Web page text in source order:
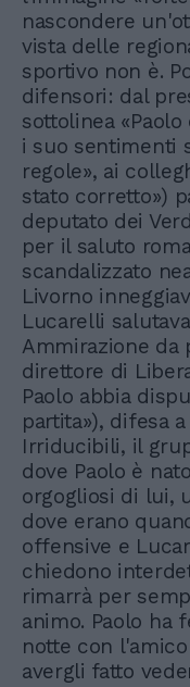
nascondere
vista delle
sportivo non è.
difensori: dal
sottolinea
i suo sentimenti
regole», ai
stato corretto»)
deputato dei
per il saluto
scandalizzato
Livorno
Lucarelli
Ammirazione da
direttore di
Paolo abbia
partita»), difesa
Irriducibili, il
dove Paolo è
orgogliosi di lui,
dove erano
offensive e
chiedono
rimarrà per
animo. Paolo ha
notte con
avergli fatto